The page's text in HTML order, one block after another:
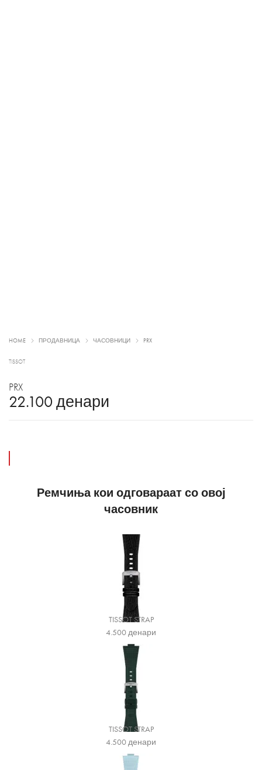
HOME ПРОДАВНИЦА ЧАСОВНИЦИ PRX
TISSOT
PRX
22.100 денари
Ремчиња кои одговараат со овој
часовник
TISSOT STRAP
4.500денари
TISSOT STRAP
4.500денари